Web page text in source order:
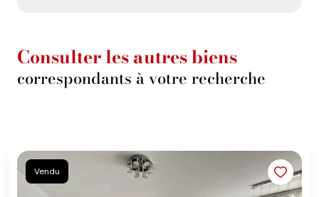
Consulter les autres biens
correspondants à votre recherche
Vendu